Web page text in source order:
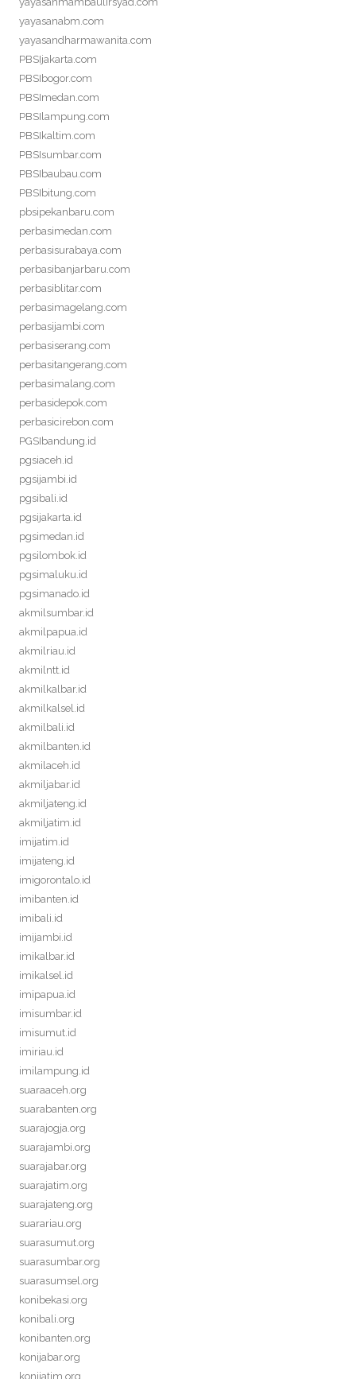
yayasanabm.com
yayasandharmawanita.com
PBSIjakarta.com
PBSIbogor.com
PBSImedan.com
PBSIlampung.com
PBSIkaltim.com
PBSIsumbar.com
PBSIbaubau.com
PBSIbitung.com
pbsipekanbaru.com
perbasimedan.com
perbasisurabaya.com
perbasibanjarbaru.com
perbasiblitar.com
perbasimagelang.com
perbasijambi.com
perbasiserang.com
perbasitangerang.com
perbasimalang.com
perbasidepok.com
perbasicirebon.com
PGSIbandung.id
pgsiaceh.id
pgsijambi.id
pgsibali.id
pgsijakarta.id
pgsimedan.id
pgsilombok.id
pgsimaluku.id
pgsimanado.id
akmilsumbar.id
akmilpapua.id
akmilriau.id
akmilntt.id
akmilkalbar.id
akmilkalsel.id
akmilbali.id
akmilbanten.id
akmilaceh.id
akmiljabar.id
akmiljateng.id
akmiljatim.id
imijatim.id
imijateng.id
imigorontalo.id
imibanten.id
imibali.id
imijambi.id
imikalbar.id
imikalsel.id
imipapua.id
imisumbar.id
imisumut.id
imiriau.id
imilampung.id
suaraaceh.org
suarabanten.org
suarajogja.org
suarajambi.org
suarajabar.org
suarajatim.org
suarajateng.org
suarariau.org
suarasumut.org
suarasumbar.org
suarasumsel.org
konibekasi.org
konibali.org
konibanten.org
konijabar.org
konijatim.org